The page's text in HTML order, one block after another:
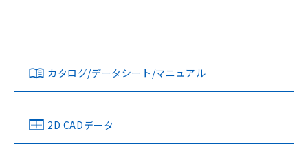
ダウンロードデータをご利用いただく前に、以下を必ずお読
みください。
ソフトウェアの使用条件
対応済み
中国 RoHS 注意事項・凡例
LR型式承認
（イギリス
船舶規格）
DNV型式承認
（ノルウェー
BV型式承認
（フランス
KR型式
（韓国
No No No No
カタログ/データシート/マニュアル
2D CADデータ